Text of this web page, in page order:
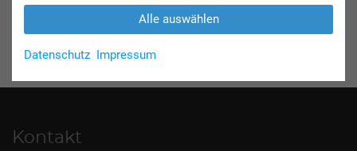
Kontakt
Alle auswählen
Datenschutz Impressum